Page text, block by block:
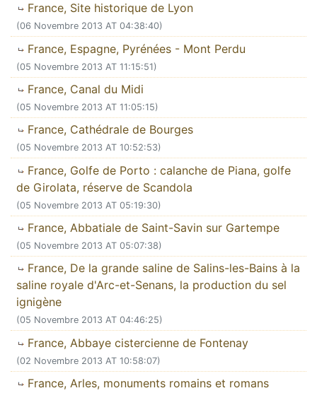
France, Site historique de Lyon
(06 Novembre 2013 AT 04:38:40)
France, Espagne, Pyrénées - Mont Perdu
(05 Novembre 2013 AT 11:15:51)
France, Canal du Midi
(05 Novembre 2013 AT 11:05:15)
France, Cathédrale de Bourges
(05 Novembre 2013 AT 10:52:53)
France, Golfe de Porto : calanche de Piana, golfe
de Girolata, réserve de Scandola
(05 Novembre 2013 AT 05:19:30)
France, Abbatiale de Saint-Savin sur Gartempe
(05 Novembre 2013 AT 05:07:38)
France, De la grande saline de Salins-les-Bains à la
saline royale d'Arc-et-Senans, la production du sel
ignigène
(05 Novembre 2013 AT 04:46:25)
France, Abbaye cistercienne de Fontenay
(02 Novembre 2013 AT 10:58:07)
France, Arles, monuments romains et romans